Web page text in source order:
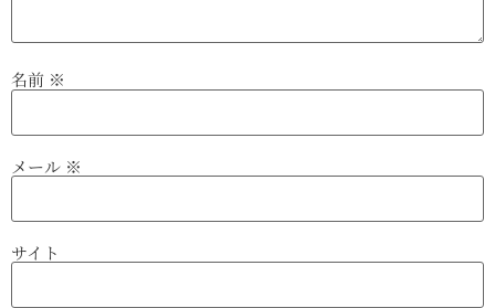
名前 ※
メール ※
サイト